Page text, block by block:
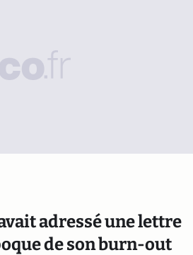
adressé une lettre
de son burn-out